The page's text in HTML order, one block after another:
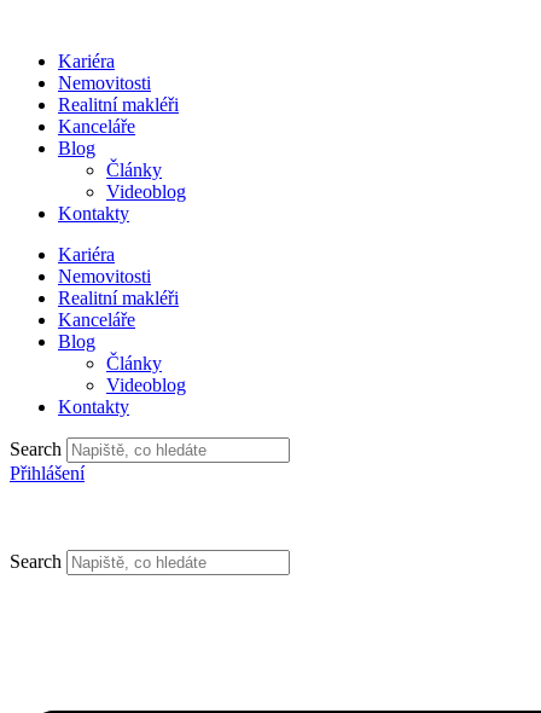
obsahuKariéra
Nemovitosti
Realitní makléři
Kanceláře
Blog
Články
Videoblog
Kontakty
Kariéra
Nemovitosti
Realitní makléři
Kanceláře
Blog
Články
Videoblog
Kontakty
Search
Přihlášení
Search